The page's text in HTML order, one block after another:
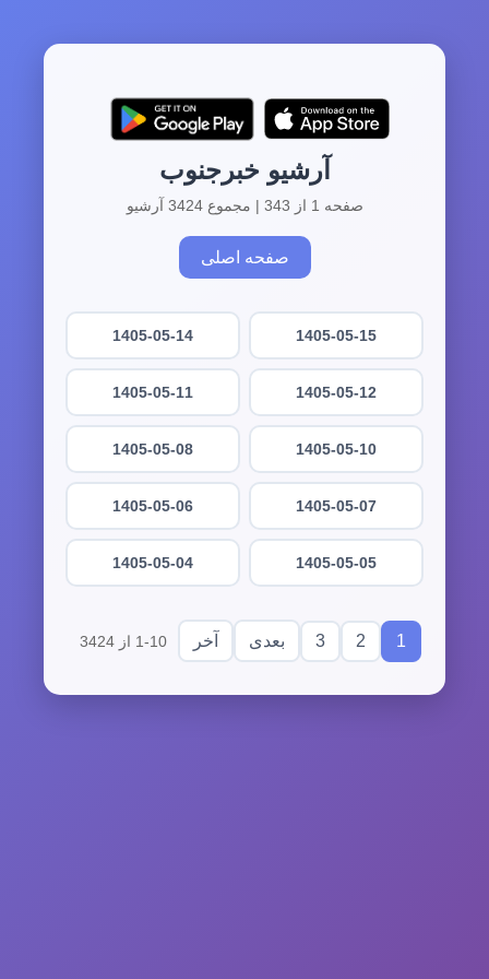
آرشیو خبرجنوب
صفحه 1 از 343 | مجموع 3424 آرشیو
صفحه اصلی
1405-05-15
1405-05-14
1405-05-12
1405-05-11
1405-05-10
1405-05-08
1405-05-07
1405-05-06
1405-05-05
1405-05-04
1
2
3 بعدی آخر 1-10 از 3424